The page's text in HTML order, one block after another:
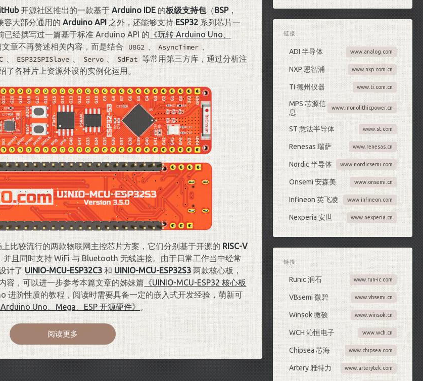
开源社区推出的一款基于Arduino IDE的板级支持包（BSP，
容大部分通用的Arduino API之外，还能够支持ESP32系列芯片一
已经撰写过一篇基于标准 Arduino API 的 《玩转 Arduino Uno、
文章不再赘述相关内容，而是结合 U8G2 、 AsyncTimer 、
、 ESP32SPISlave 、 Servo 、 SdFat 等常用第三方库，通过分析注
了各种片上资源外设的实例化运用。
上比较流行的两款物联网主控芯片方案，它们分别基于开源的RISC-V
且同时支持 WiFi 与 Bluetooth 无线连接。由于日常工作当中经常
计了UINIO-MCU-ESP32C3 和UINIO-MCU-ESP32S3两款核心板，
容，可以进一步参考本篇文章的姊妹篇《UINIO-MCU-ESP32 核心板
进阶性质的教程，阅读时需要具备一定的嵌入式开发经验，萌新可
Uno、Mega、ESP 开源硬件》。
阅读更多
链接
ADI 半导体 www.analog.com
NXP 恩智浦 www.nxp.com.cn
TI 德州仪器 www.ti.com.cn
MPS 芯源信
息
www.monolithicpower.cn
ST 意法半导体 www.st.com
Renesas 瑞萨 www.renesas.cn
Nordic 半导体 www.nordicsemi.com
Onsemi 安森美 www.onsemi.cn
Infineon 英飞凌 www.infineon.com
Nexperia 安世 www.nexperia.cn
链接
Runic 润石 www.run-ic.com
VBsemi 微碧 www.vbsemi.cn
Winsok 微硕 www.winsok.cn
WCH 沁恒电子 www.wch.cn
Chipsea 芯海 www.chipsea.com
Artery 雅特力 www.arterytek.com